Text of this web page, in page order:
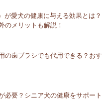
が愛犬の健康に与える効果とは？
のメリットも解説！
の歯ブラシでも代用できる？おす
必要？シニア犬の健康をサポート